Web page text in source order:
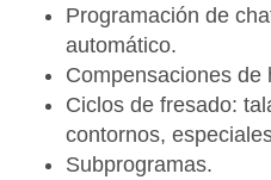
Programación de
automático.
Compensaciones de
Ciclos de fresado:
contornos,
Subprogramas.